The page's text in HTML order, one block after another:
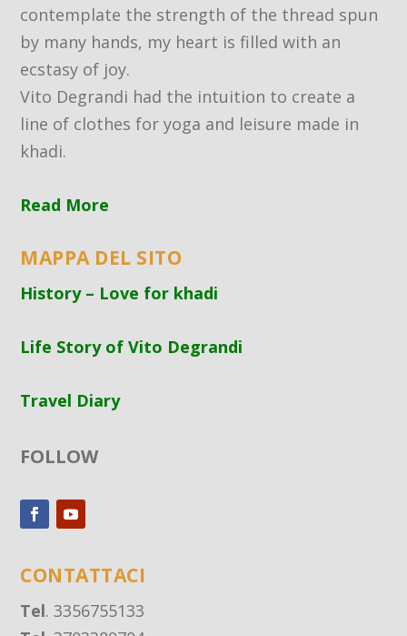
contemplate the strength of the thread spun
by many hands, my heart is filled with an
ecstasy of joy.
Vito Degrandi had the intuition to create a
line of clothes for yoga and leisure made in
khadi.
Read More
MAPPA DEL SITO
History – Love for khadi
Life Story of Vito Degrandi
Travel Diary
FOLLOW
CONTATTACI
Tel. 3356755133